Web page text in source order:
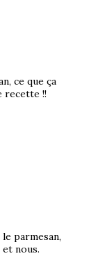
ce que ça
recette !!
parmesan,
nous.